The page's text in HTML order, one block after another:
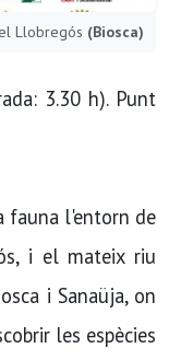
Llobregós (Biosca)
3.30 h). Punt
fauna l'entorn de
i el mateix riu
i Sanaüja, on
les espècies